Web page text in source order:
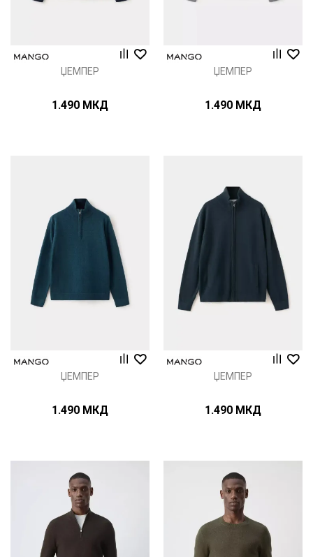
ЏЕМПЕР
1.490 МКД
ЏЕМПЕР
1.490 МКД
ЏЕМПЕР
1.490 МКД
ЏЕМПЕР
1.490 МКД